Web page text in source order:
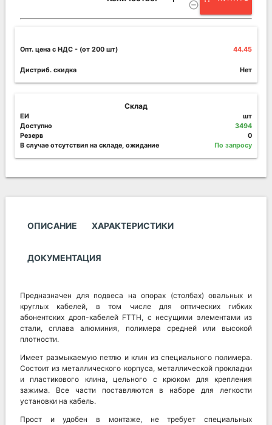
remove_circle_outline
Опт. цена c НДС - (от 200 шт) 44.45
Дистриб. скидка Нет
Склад
ЕИ
шт
Доступно
3494
Резерв
0
В случае отсутствия на складе, ожидание
По запросу
ОПИСАНИЕ ХАРАКТЕРИСТИКИ
ДОКУМЕНТАЦИЯ
Предназначен для подвеса на опорах (столбах) овальных и
круглых кабелей, в том числе для оптических гибких
абонентских дроп-кабелей FTTH, с несущими элементами из
стали, сплава алюминия, полимера средней или высокой
плотности.
Имеет размыкаемую петлю и клин из специального полимера.
Состоит из металлического корпуса, металлической прокладки
и пластикового клина, цельного с крюком для крепления
зажима. Все части поставляются в наборе для легкости
установки на кабель.
Прост и удобен в монтаже, не требует специальных